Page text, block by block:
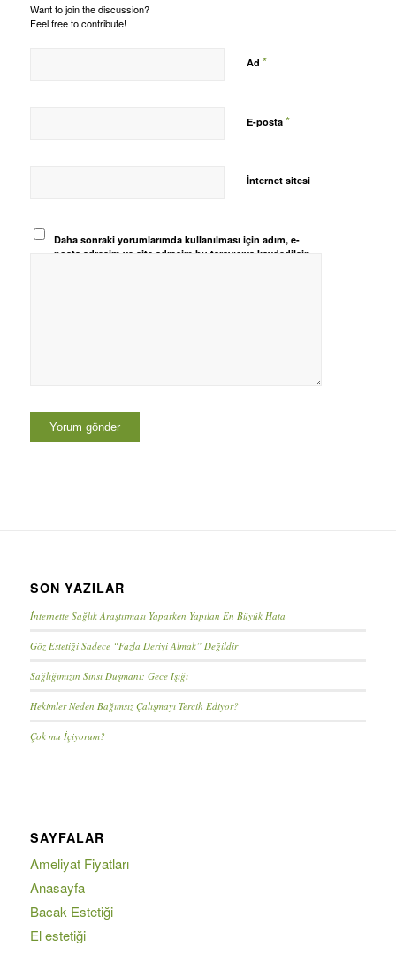
Want to join the discussion?
Feel free to contribute!
Ad *
E-posta *
İnternet sitesi
Daha sonraki yorumlarımda kullanılması için adım, e-
posta adresim ve site adresim bu tarayıcıya kaydedilsin.
SON YAZILAR
İnternette Sağlık Araştırması Yaparken Yapılan En Büyük Hata
Göz Estetiği Sadece “Fazla Deriyi Almak” Değildir
Sağlığımızın Sinsi Düşmanı: Gece Işığı
Hekimler Neden Bağımsız Çalışmayı Tercih Ediyor?
Çok mu İçiyorum?
SAYFALAR
Ameliyat Fiyatları
Anasayfa
Bacak Estetiği
El estetiği